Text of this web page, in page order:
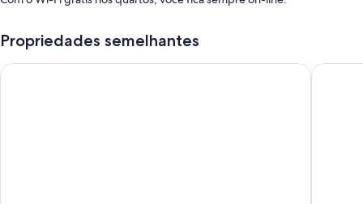
Estacionamento sem manobrista grátis
Café da manhã inglês (sobretaxa), recepção 24 horas e áreas para
Propriedades semelhantes
Music Hotel Koza by Coldio Premium Rich